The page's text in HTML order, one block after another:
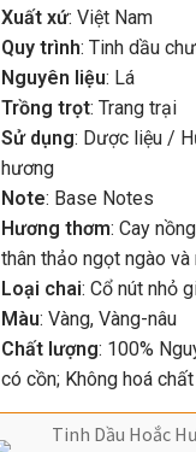
Xuất xứ: Việt Nam
Quy trình: Tinh dầu
Nguyên liệu: Lá
Trồng trọt: Trang trại
Sử dụng: Dược liệu /
hương
Note: Base Notes
Hương thơm: Cay
thân thảo ngọt ngào và
Loại chai: Cổ nút nhỏ
Màu: Vàng, Vàng-nâu
Chất lượng: 100%
có cồn; Không hoá chất
Tinh Dầu Hoắc